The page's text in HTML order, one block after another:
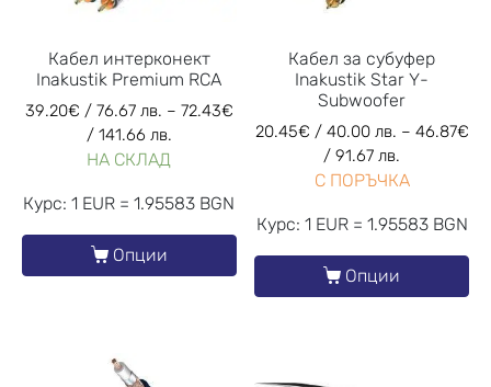
Кабел интерконект
Inakustik Premium RCA
39.20€ / 76.67 лв. – 72.43€
/ 141.66 лв.
НА СКЛАД
Курс: 1 EUR = 1.95583 BGN
Опции
Кабел за субуфер
Inakustik Star Y-
Subwoofer
20.45€ / 40.00 лв. – 46.87€
/ 91.67 лв.
С ПОРЪЧКА
Курс: 1 EUR = 1.95583 BGN
Опции